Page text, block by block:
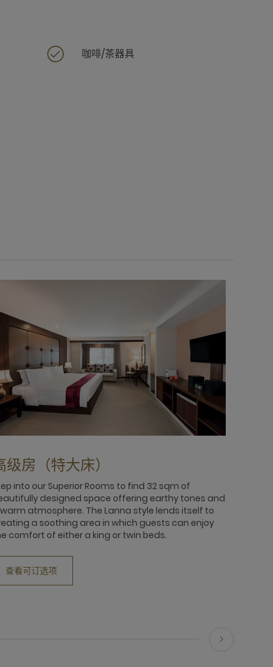
咖啡/茶器具
级房（特大床）
into our Superior Rooms to find 32 sqm of
designed space offering earthy tones and
atmosphere. The Lanna style lends itself to
a soothing area in which guests can enjoy
comfort of either a king or twin beds.
查看可订选项